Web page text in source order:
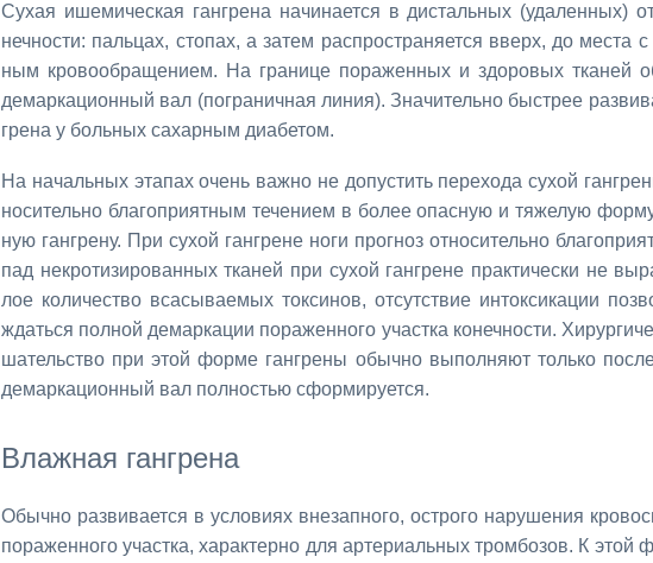
Су­хая ише­ми­че­ская ган­гре­на на­чи­на­ет­ся в ди­сталь­ных (уда­лен­ных)
неч­но­сти: паль­цах, сто­пах, а за­тем рас­про­стра­ня­ет­ся вверх, до ме­ста
ным кро­во­об­ра­ще­ни­ем. На гра­ни­це по­ра­жен­ных и здо­ро­вых тка­ней
де­мар­ка­ци­он­ный вал (по­гра­нич­ная ли­ния). Зна­чи­тель­но быст­рее
гре­на у боль­ных са­хар­ным диа­бе­том.
На на­чаль­ных эта­пах очень важ­но не до­пу­стить пе­ре­хо­да су­хой
но­си­тель­но бла­го­при­ят­ным те­че­ни­ем в бо­лее опас­ную и тя­же­лую
ную ган­гре­ну. При су­хой ган­грене но­ги про­гноз от­но­си­тель­но
пад некро­ти­зи­ро­ван­ных тка­ней при су­хой ган­грене прак­ти­че­ски не
лое ко­ли­че­ство вса­сы­ва­е­мых ток­си­нов, от­сут­ствие ин­ток­си­ка­ции
ждать­ся пол­ной де­мар­ка­ции по­ра­жен­но­го участ­ка ко­неч­но­сти.
ша­тель­ство при этой фор­ме ган­гре­ны обыч­но вы­пол­ня­ют толь­ко по­сле
де­мар­ка­ци­он­ный вал пол­но­стью сфор­ми­ру­ет­ся.
Влаж­ная ган­гре­на
Обыч­но раз­ви­ва­ет­ся в усло­ви­ях вне­зап­но­го, остро­го на­ру­ше­ния
по­ра­жен­но­го участ­ка, ха­рак­тер­но для ар­те­ри­аль­ных тром­бо­зов. К этой